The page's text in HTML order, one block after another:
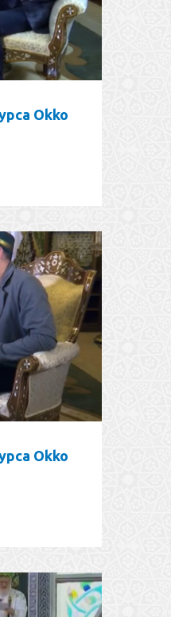
Okko
Okko